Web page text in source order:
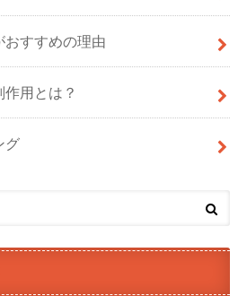
すすめの理由
用とは？
グ